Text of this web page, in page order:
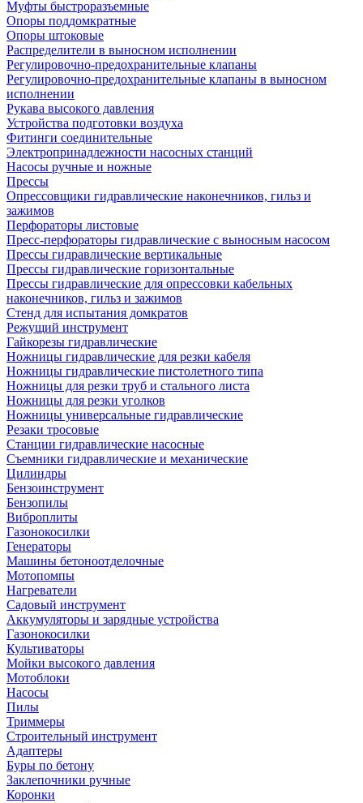
Муфты быстроразъемные
Опоры поддомкратные
Опоры штоковые
Распределители в выносном исполнении
Регулировочно-предохранительные клапаны
Регулировочно-предохранительные клапаны в выносном
исполнении
Рукава высокого давления
Устройства подготовки воздуха
Фитинги соединительные
Электропринадлежности насосных станций
Насосы ручные и ножные
Прессы
Опрессовщики гидравлические наконечников, гильз и
зажимов
Перфораторы листовые
Пресс-перфораторы гидравлические с выносным насосом
Прессы гидравлические вертикальные
Прессы гидравлические горизонтальные
Прессы гидравлические для опрессовки кабельных
наконечников, гильз и зажимов
Стенд для испытания домкратов
Режущий инструмент
Гайкорезы гидравлические
Ножницы гидравлические для резки кабеля
Ножницы гидравлические пистолетного типа
Ножницы для резки труб и стального листа
Ножницы для резки уголков
Ножницы универсальные гидравлические
Резаки тросовые
Станции гидравлические насосные
Съемники гидравлические и механические
Цилиндры
Бензоинструмент
Бензопилы
Виброплиты
Газонокосилки
Генераторы
Машины бетоноотделочные
Мотопомпы
Нагреватели
Садовый инструмент
Аккумуляторы и зарядные устройства
Газонокосилки
Культиваторы
Мойки высокого давления
Мотоблоки
Насосы
Пилы
Триммеры
Строительный инструмент
Адаптеры
Буры по бетону
Заклепочники ручные
Коронки